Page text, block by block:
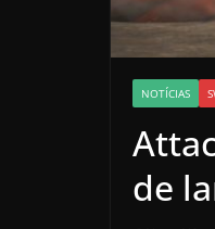
NOTÍCIAS
de